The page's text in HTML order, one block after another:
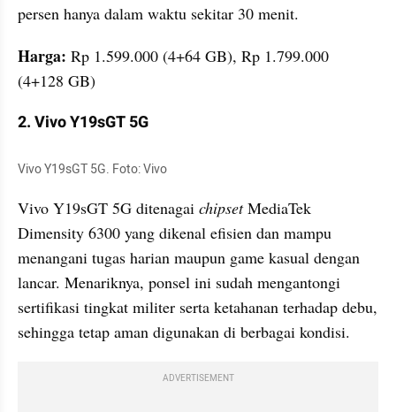
persen hanya dalam waktu sekitar 30 menit.
Harga: Rp 1.599.000 (4+64 GB), Rp 1.799.000
(4+128 GB)
2. Vivo Y19sGT 5G
Vivo Y19sGT 5G. Foto: Vivo
Vivo Y19sGT 5G ditenagai chipset MediaTek
Dimensity 6300 yang dikenal efisien dan mampu
menangani tugas harian maupun game kasual dengan
lancar. Menariknya, ponsel ini sudah mengantongi
sertifikasi tingkat militer serta ketahanan terhadap debu,
sehingga tetap aman digunakan di berbagai kondisi.
ADVERTISEMENT